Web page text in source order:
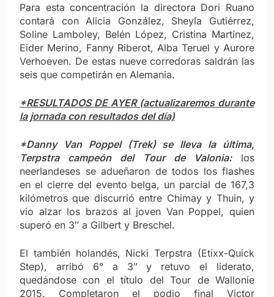
Para esta concentración la directora Dori Ruano
contará con Alicia González, Sheyla Gutiérrez,
Soline Lamboley, Belén López, Cristina Martínez,
Eider Merino, Fanny Riberot, Alba Teruel y Aurore
Verhoeven. De estas nueve corredoras saldrán las
seis que competirán en Alemania.
*RESULTADOS DE AYER (actualizaremos durante
la jornada con resultados del día)
*Danny Van Poppel (Trek) se lleva la última,
Terpstra campeón del Tour de Valonia:los
neerlandeses se adueñaron de todos los flashes
en el cierre del evento belga, un parcial de 167,3
kilómetros que discurrió entre Chimay y Thuin, y
vio alzar los brazos al joven Van Poppel, quien
superó en 3″ a Gilbert y Breschel.
El también holandés, Nicki Terpstra (Etixx-Quick
Step), arribó 6° a 3″ y retuvo el liderato,
quedándose con el título del Tour de Wallonie
2015. Completaron el podio final Victor